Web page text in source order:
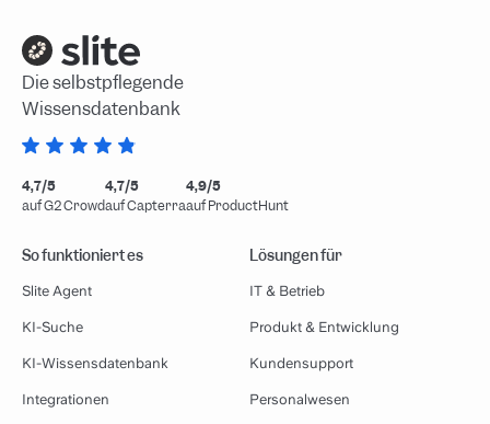
Die selbstpflegende
Wissensdatenbank
4,7/5
auf G2 Crowd
4,7/5
auf Capterra
4,9/5
auf ProductHunt
So funktioniert es
Slite Agent
KI-Suche
KI-Wissensdatenbank
Integrationen
Lösungen für
IT & Betrieb
Produkt & Entwicklung
Kundensupport
Personalwesen